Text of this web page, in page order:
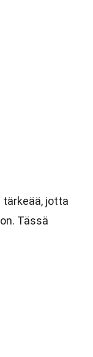
tärkeää, jotta
Tässä